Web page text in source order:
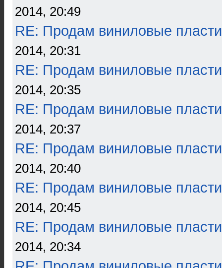
2014, 20:49
RE: Продам виниловые
2014, 20:31
RE: Продам виниловые
2014, 20:35
RE: Продам виниловые
2014, 20:37
RE: Продам виниловые
2014, 20:40
RE: Продам виниловые
2014, 20:45
RE: Продам виниловые
2014, 20:34